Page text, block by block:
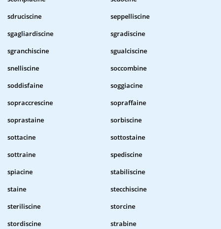
sdruciscine
seppelliscine
sgagliardiscine
sgradiscine
sgranchiscine
sgualciscine
snelliscine
soccombine
soddisfaine
soggiacine
sopraccrescine
sopraffaine
soprastaine
sorbiscine
sottacine
sottostaine
sottraine
spediscine
spiacine
stabiliscine
staine
stecchiscine
steriliscine
storcine
stordiscine
strabine